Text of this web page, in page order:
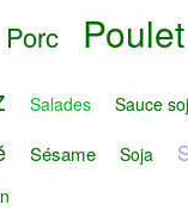
Porc Poulet
Salades Sauce
Sésame Soja